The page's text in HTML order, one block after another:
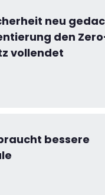
neu
den
vollendet
bessere